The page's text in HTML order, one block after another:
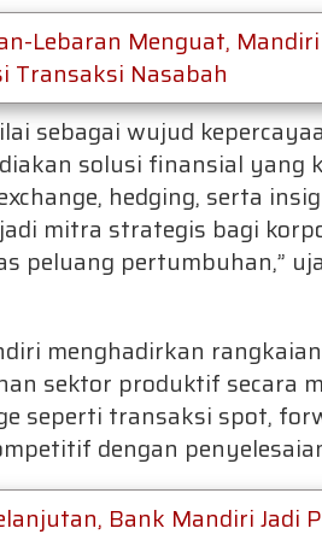
Lebaran Menguat,
Transaksi Nasabah
sebagai wujud
solusi finansial yang
hedging, serta
mitra strategis bagi
peluang pertumbuhan,”
menghadirkan
sektor produktif secara
seperti transaksi spot,
dengan
Bank Mandiri Jadi